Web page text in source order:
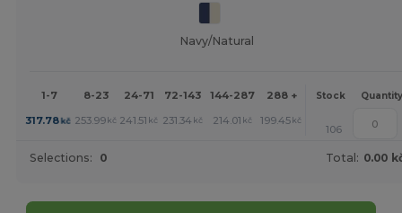
Navy/Natural
1-7 8-23 24-71 72-143 144-287 288 + More
Stock Quantity
317.78kč 253.99 kč 241.51 kč 231.34 kč 214.01 kč 199.45 kč +106
Selections: 0 Total: 0.00